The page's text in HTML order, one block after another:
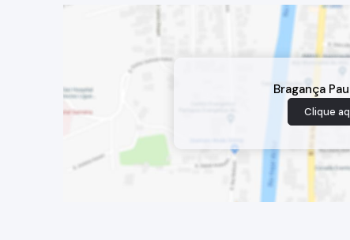
Bragança
Clique